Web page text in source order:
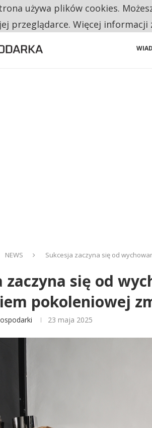
ZŁOTÓWKĘ Z EMERYTURY SENIORZY
NEWS Sukcesja zaczyna się od
zaczyna się od
pokoleniowej
23 maja 2025
używa plików cookies.
przeglądarce. Więcej informacji